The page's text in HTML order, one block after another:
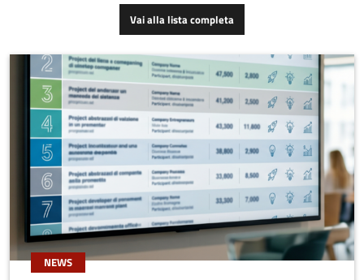
Vai alla lista completa
NEWS